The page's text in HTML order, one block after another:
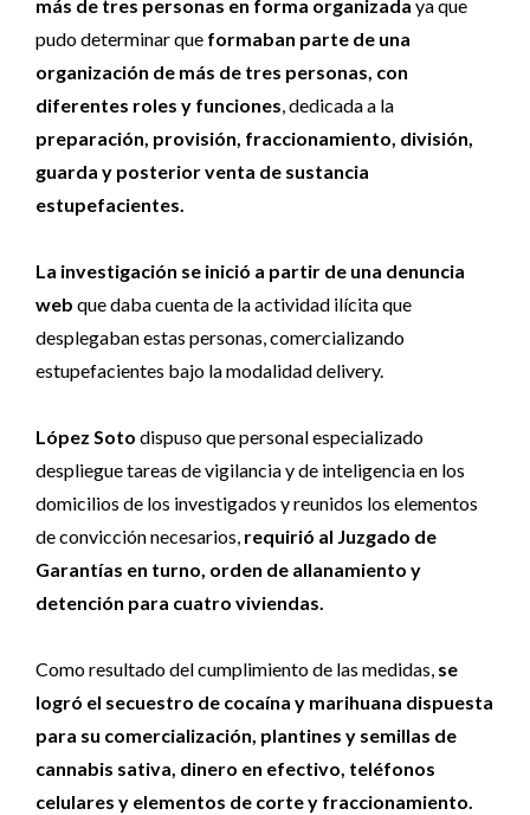
más de tres personas en forma organizada ya que
pudo determinar que formaban parte de una
organización de más de tres personas, con
diferentes roles y funciones, dedicada a la
preparación, provisión, fraccionamiento, división,
guarda y posterior venta de sustancia
estupefacientes.
La investigación se inició a partir de una denuncia
web que daba cuenta de la actividad ilícita que
desplegaban estas personas, comercializando
estupefacientes bajo la modalidad delivery.
López Soto dispuso que personal especializado
despliegue tareas de vigilancia y de inteligencia en los
domicilios de los investigados y reunidos los elementos
de convicción necesarios, requirió al Juzgado de
Garantías en turno, orden de allanamiento y
detención para cuatro viviendas.
Como resultado del cumplimiento de las medidas, se
logró el secuestro de cocaína y marihuana dispuesta
para su comercialización, plantines y semillas de
cannabis sativa, dinero en efectivo, teléfonos
celulares y elementos de corte y fraccionamiento.